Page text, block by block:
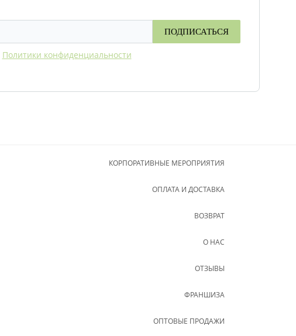
ПОДПИСАТЬСЯ
Политики конфиденциальности
КОРПОРАТИВНЫЕ МЕРОПРИЯТИЯ
ОПЛАТА И ДОСТАВКА
ВОЗВРАТ
О НАС
ОТЗЫВЫ
ФРАНШИЗА
ОПТОВЫЕ ПРОДАЖИ